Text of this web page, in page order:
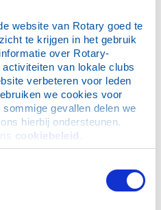
website van Rotary goed te
te krijgen in het gebruik
over Rotary-
van lokale clubs
verbeteren voor leden
we cookies voor
gevallen delen we
hierbij ondersteunen.
cookiebeleid
AED
!
van de wacht
Kiel
Bontius Stichting
3)